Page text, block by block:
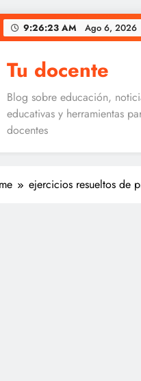
9:26:23 AM Ago 6, 2026
Tu docente
Blog sobre educación,
educativas y herramientas
docentes
ejercicios resueltos de